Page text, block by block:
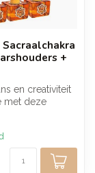
+
en creativiteit
met deze